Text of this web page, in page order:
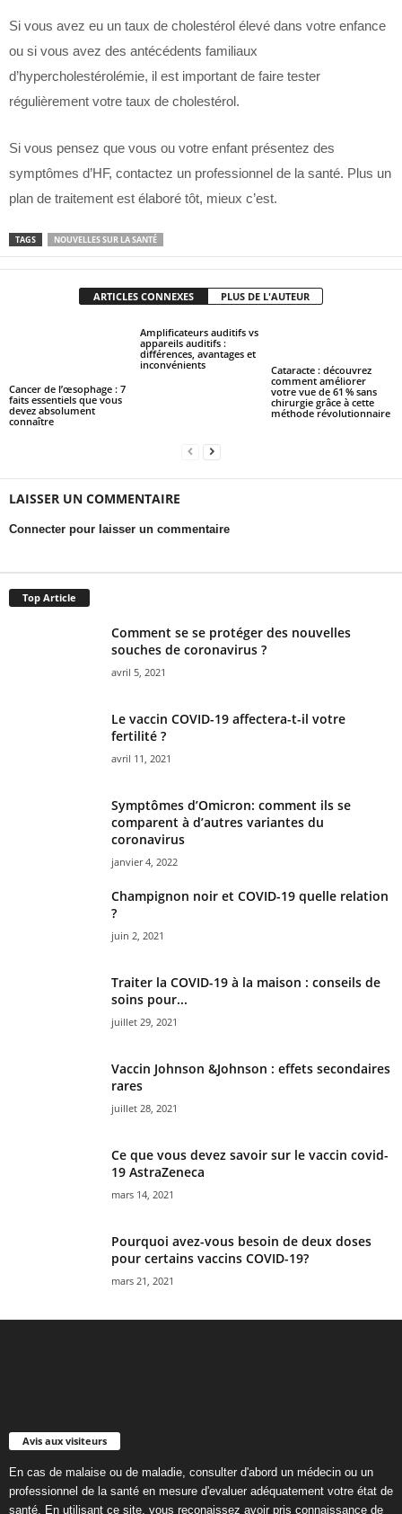
Si vous avez eu un taux de cholestérol élevé dans votre enfance
ou si vous avez des antécédents familiaux
d’hypercholestérolémie, il est important de faire tester
régulièrement votre taux de cholestérol.
Si vous pensez que vous ou votre enfant présentez des
symptômes d’HF, contactez un professionnel de la santé. Plus un
plan de traitement est élaboré tôt, mieux c’est.
TAGS NOUVELLES SUR LA SANTÉ
ARTICLES CONNEXES PLUS DE L'AUTEUR
Cancer de l’œsophage : 7
faits essentiels que vous
devez absolument
connaître
Amplificateurs auditifs vs
appareils auditifs :
différences, avantages et
inconvénients
Cataracte : découvrez
comment améliorer
votre vue de 61 % sans
chirurgie grâce à cette
méthode révolutionnaire
LAISSER UN COMMENTAIRE
Connecter pour laisser un commentaire
Top Article
Comment se se protéger des nouvelles
souches de coronavirus ?
avril 5, 2021
Le vaccin COVID-19 affectera-t-il votre
fertilité ?
avril 11, 2021
Symptômes d’Omicron: comment ils se
comparent à d’autres variantes du
coronavirus
janvier 4, 2022
Champignon noir et COVID-19 quelle relation
?
juin 2, 2021
Traiter la COVID-19 à la maison : conseils de
soins pour...
juillet 29, 2021
Vaccin Johnson &Johnson : effets secondaires
rares
juillet 28, 2021
Ce que vous devez savoir sur le vaccin covid-
19 AstraZeneca
mars 14, 2021
Pourquoi avez-vous besoin de deux doses
pour certains vaccins COVID-19?
mars 21, 2021
Avis aux visiteurs
En cas de malaise ou de maladie, consulter d'abord un médecin ou un
professionnel de la santé en mesure d'evaluer adéquatement votre état de
santé. En utilisant ce site, vous reconaissez avoir pris connaissance de